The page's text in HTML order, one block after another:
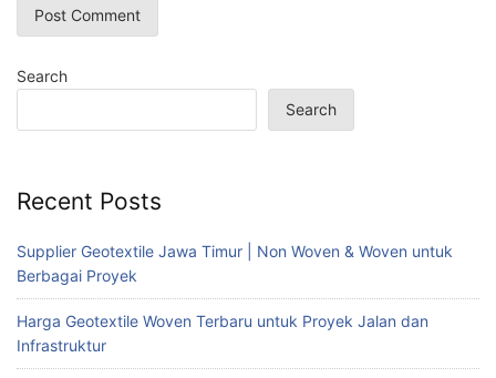
Search
Search
Recent Posts
Supplier Geotextile Jawa Timur | Non Woven & Woven untuk
Berbagai Proyek
Harga Geotextile Woven Terbaru untuk Proyek Jalan dan
Infrastruktur